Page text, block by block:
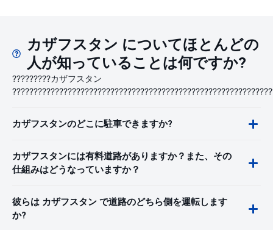
カザフスタン についてほとんどの
人が知っていることは何ですか?
?????????カザフスタン
カザフスタンのどこに駐車できますか?
カザフスタンには有料道路がありますか？また、その
仕組みはどうなっていますか？
彼らは カザフスタン で道路のどちら側を運転します
か?